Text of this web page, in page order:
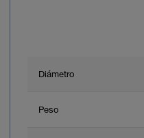
Diámetro
Peso